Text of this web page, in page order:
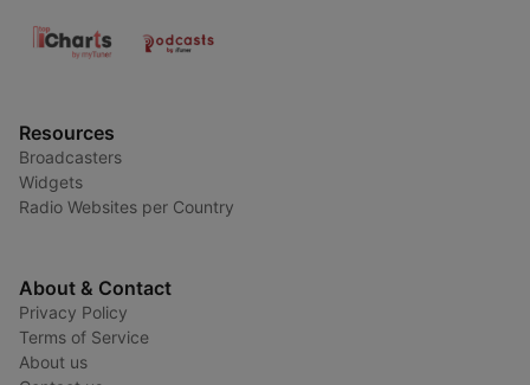
Resources
Broadcasters
Widgets
Radio Websites per Country
About & Contact
Privacy Policy
Terms of Service
About us